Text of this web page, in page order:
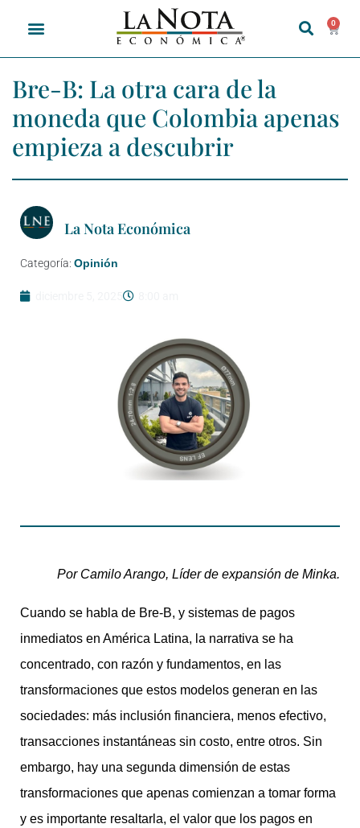
0
Bre-B: La otra cara de la
moneda que Colombia apenas
empieza a descubrir
La Nota Económica
Categoría: Opinión
Por Camilo Arango, Líder de expansión de Minka.
Cuando se habla de Bre-B, y sistemas de pagos
inmediatos en América Latina, la narrativa se ha
concentrado, con razón y fundamentos, en las
transformaciones que estos modelos generan en las
sociedades: más inclusión financiera, menos efectivo,
transacciones instantáneas sin costo, entre otros. Sin
embargo, hay una segunda dimensión de estas
transformaciones que apenas comienzan a tomar forma
y es importante resaltarla, el valor que los pagos en